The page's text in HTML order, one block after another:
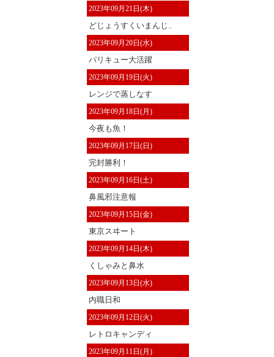
2023年09月21日(木)
どじょうすくいまんじ..
2023年09月20日(水)
パリキュー大活躍
2023年09月19日(火)
レンジで蒸しなす
2023年09月18日(月)
今夜も魚！
2023年09月17日(日)
完封勝利！
2023年09月16日(土)
鼻風邪注意報
2023年09月15日(金)
東京スヰート
2023年09月14日(木)
くしゃみと鼻水
2023年09月13日(水)
内職日和
2023年09月12日(火)
レトロキャンディ
2023年09月11日(月)